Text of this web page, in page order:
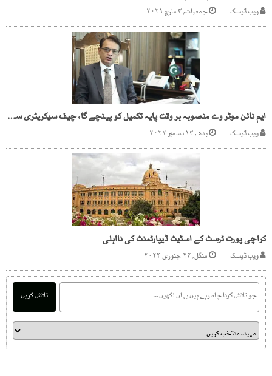
ویب ڈیسک جمعرات, ۴ مارچ ۲۰۲۱
ایم نائن موٹر وے منصوبہ بر وقت پایہ تکمیل کو پہنچے گا، چیف سیکریٹری سندھ
ویب ڈیسک بدھ, ۱۴ دسمبر ۲۰۲۲
کراچی پورٹ ٹرسٹ کے اسٹیٹ ڈیپارٹمنٹ کی نااہلی
ویب ڈیسک منگل, ۲۴ جنوری ۲۰۲۳
تلاش کریں